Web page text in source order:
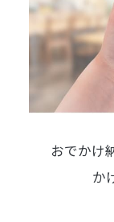
おでかけ
か